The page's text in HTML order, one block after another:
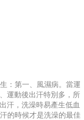
最好在水中加點鹽，
：第一、風濕病。當運
運動後出汗特別多，所
汗，洗澡時易產生低血
的時候才是洗澡的最佳